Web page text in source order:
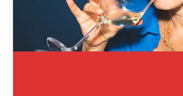
דירה להכיר
תוכן מקודם
תקשורת בע"מ 2026
Designed, Developed and